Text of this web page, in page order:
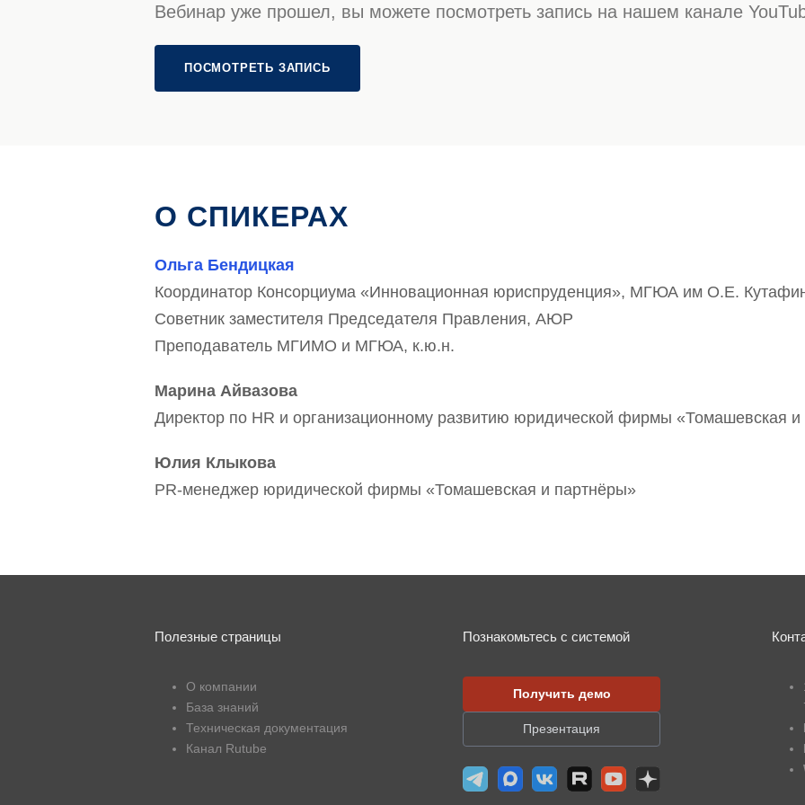
Вебинар уже прошел, вы можете посмотреть запись на нашем канале
ПОСМОТРЕТЬ ЗАПИСЬ
О СПИКЕРАХ
Ольга Бендицкая
Координатор Консорциума «Инновационная юриспруденция», МГЮА им О.Е.
Советник заместителя Председателя Правления, АЮР
Преподаватель МГИМО и МГЮА, к.ю.н.
Марина Айвазова
Директор по НR и организационному развитию юридической фирмы «Томашевская и
Юлия Клыкова
PR-менеджер юридической фирмы «Томашевская и партнёры»
Полезные страницы
О компании
База знаний
Техническая документация
Канал Rutube
Познакомьтесь с системой
Получить демо
Презентация